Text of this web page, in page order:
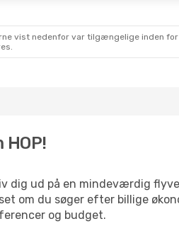
vist nedenfor var tilgængelige inden
HOP!
dig ud på en mindeværdig
om du søger efter billige
og budget.